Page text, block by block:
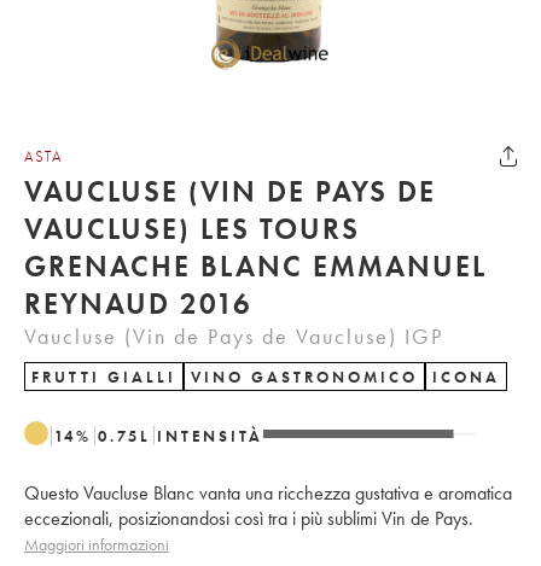
ASTA
VAUCLUSE (VIN DE PAYS DE
VAUCLUSE) LES TOURS
GRENACHE BLANC EMMANUEL
REYNAUD 2016
Vaucluse (Vin de Pays de Vaucluse) IGP
FRUTTI GIALLI VINO GASTRONOMICO ICONA
14% 0.75 L INTENSITÀ
Questo Vaucluse Blanc vanta una ricchezza gustativa e aromatica
eccezionali, posizionandosi così tra i più sublimi Vin de Pays.
Maggiori informazioni